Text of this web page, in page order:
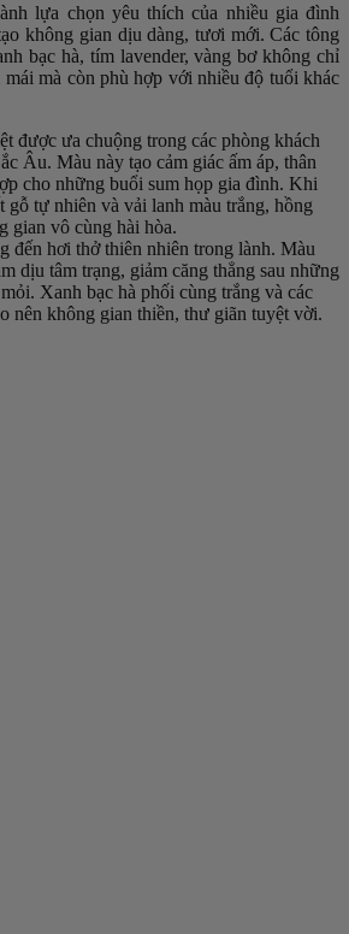
lựa chọn yêu thích của nhiều gia đình
không gian dịu dàng, tươi mới. Các tông
bạc hà, tím lavender, vàng bơ không chỉ
mái mà còn phù hợp với nhiều độ tuổi khác
được ưa chuộng trong các phòng khách
Âu. Màu này tạo cảm giác ấm áp, thân
cho những buổi sum họp gia đình. Khi
gỗ tự nhiên và vải lanh màu trắng, hồng
gian vô cùng hài hòa.
đến hơi thở thiên nhiên trong lành. Màu
dịu tâm trạng, giảm căng thẳng sau những
Xanh bạc hà phối cùng trắng và các
nên không gian thiền, thư giãn tuyệt vời.